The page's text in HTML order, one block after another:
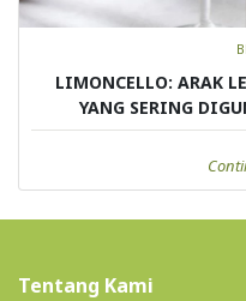
LIMONCELLO: ARAK
YANG SERING
Tentang Kami